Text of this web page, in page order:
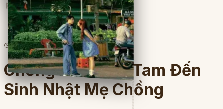
Full
5lượt đọc· 8chương
Chồng Dẫn Tiểu Tam Đến
Sinh Nhật Mẹ Chồng